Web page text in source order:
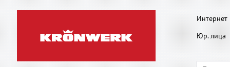
Интернет
Юр. лица